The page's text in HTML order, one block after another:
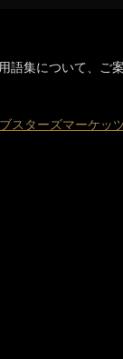
語集について、ご
スターズマーケッ